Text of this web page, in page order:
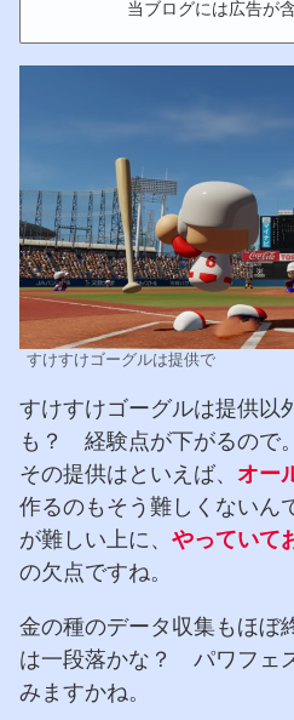
当ブログには広告が
すけすけゴーグルは提供で
すけすけゴーグルは提供以
も？ 経験点が下がるので。
その提供はといえば、 オー
作るのもそう難しくないん
が難しい上に、 やっていて
の欠点ですね。
金の種のデータ収集もほぼ
は一段落かな？ パワフェ
みますかね。